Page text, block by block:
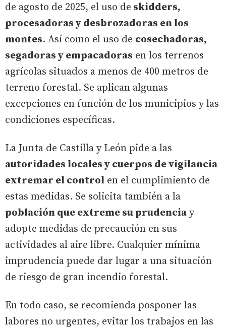
de agosto de 2025, el uso de skidders,
procesadoras y desbrozadoras en los
montes. Así como el uso de cosechadoras,
segadoras y empacadoras en los terrenos
agrícolas situados a menos de 400 metros de
terreno forestal. Se aplican algunas
excepciones en función de los municipios y las
condiciones específicas.
La Junta de Castilla y León pide a las
autoridades locales y cuerpos de vigilancia
extremar el control en el cumplimiento de
estas medidas. Se solicita también a la
población que extreme su prudencia y
adopte medidas de precaución en sus
actividades al aire libre. Cualquier mínima
imprudencia puede dar lugar a una situación
de riesgo de gran incendio forestal.
En todo caso, se recomienda posponer las
labores no urgentes, evitar los trabajos en las